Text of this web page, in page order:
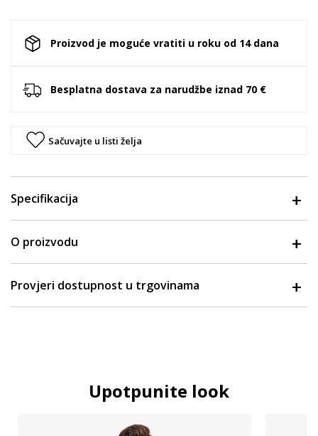
Proizvod je moguće vratiti u roku od 14 dana
Besplatna dostava za narudžbe iznad 70 €
Sačuvajte u listi želja
Specifikacija
O proizvodu
Provjeri dostupnost u trgovinama
Upotpunite look